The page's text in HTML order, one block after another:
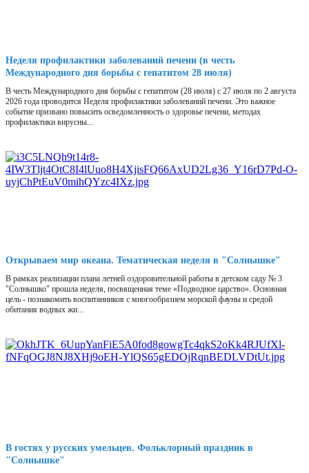
Неделя профилактики заболеваний печени (в честь
Международного дня борьбы с гепатитом 28 июля)
В честь Международного дня борьбы с гепатитом (28 июля) с 27 июля по 2 августа
2026 года проводится Неделя профилактики заболеваний печени. Это важное
событие призвано повысить осведомленность о здоровье печени, методах
профилактики вирусны...
Открываем мир океана. Тематическая неделя в "Солнышке"
В рамках реализации плана летней оздоровительной работы в детском саду № 3
"Солнышко" прошла неделя, посвященная теме «Подводное царство». Основная
цель - познакомить воспитанников с многообразием морской фауны и средой
обитания водных жи...
В гостях у русских умельцев. Фольклорный праздник в
"Солнышке"